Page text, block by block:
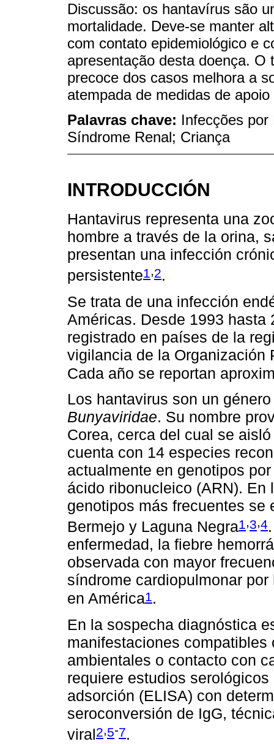
Discussão: os hantavírus são
mortalidade. Deve-se manter
com contato epidemiológico e
apresentação desta doença. O
precoce dos casos melhora a
atempada de medidas de
Palavras chave: Infecções
Síndrome Renal; Criança
INTRODUCCIÓN
Hantavirus representa una
hombre a través de la orina,
presentan una infección
persistente1,2.
Se trata de una infección
Américas. Desde 1993
registrado en países de la
vigilancia de la Organización
Cada año se reportan
Los hantavirus son un
Bunyaviridae. Su nombre
Corea, cerca del cual se
cuenta con 14 especies
actualmente en genotipos
ácido ribonucleico (ARN).
genotipos más frecuentes se
Bermejo y Laguna Negra1,3,4
enfermedad, la fiebre
observada con mayor
síndrome cardiopulmonar
en América1 .
En la sospecha diagnóstica
manifestaciones
ambientales o contacto con
requiere estudios
adsorción (ELISA) con
seroconversión de IgG,
viral2,5-7.